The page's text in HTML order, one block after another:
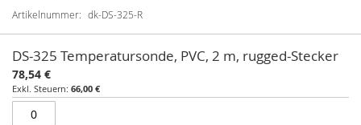
Artikelnummer dk-DS-325-R
für
gruppiertes
Produkt
DS-325 Temperatursonde, PVC, 2 m, rugged-Stecker
78,54 €
66,00 €